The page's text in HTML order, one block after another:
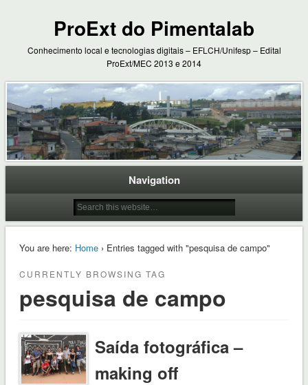
ProExt do Pimentalab
Conhecimento local e tecnologias digitais – EFLCH/Unifesp – Edital
ProExt/MEC 2013 e 2014
Navigation
You are here: Home› Entries tagged with "pesquisa de campo"
CURRENTLY BROWSING TAG
pesquisa de campo
Saída fotográfica –
making off